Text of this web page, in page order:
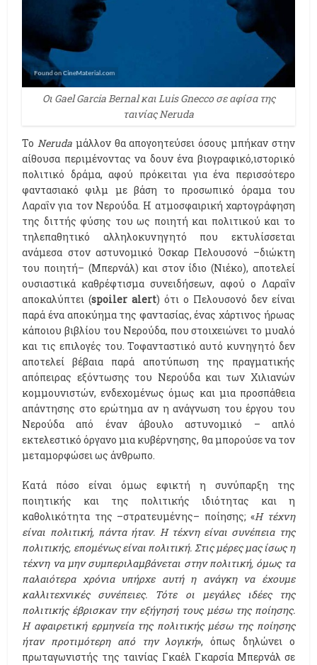
Οι Gael Garcia Bernal και Luis Gnecco σε αφίσα της
ταινίας Neruda
ΤοNeruda μάλλον θα απογοητεύσει όσους μπήκαν στην
αίθουσα περιμένοντας να δουν ένα βιογραφικό,ιστορικό
πολιτικό δράμα, αφού πρόκειται για ένα περισσότερο
φαντασιακό φιλμ με βάση το προσωπικό όραμα του
Λαραΐν για τον Νερούδα. Η ατμοσφαιρική χαρτογράφηση
της διττής φύσης του ως ποιητή και πολιτικού και το
τηλεπαθητικό αλληλοκυνηγητό που εκτυλίσσεται
ανάμεσα στον αστυνομικό Όσκαρ Πελουσονό –διώκτη
του ποιητή– (Μπερνάλ) και στον ίδιο (Νιέκο), αποτελεί
ουσιαστικά καθρέφτισμα συνειδήσεων, αφού ο Λαραΐν
αποκαλύπτει (spoiler alert) ότι ο Πελουσονό δεν είναι
παρά ένα αποκύημα της φαντασίας, ένας χάρτινος ήρωας
κάποιου βιβλίου του Νερούδα, που στοιχειώνει το μυαλό
και τις επιλογές του. Toφανταστικό αυτό κυνηγητό δεν
αποτελεί βέβαια παρά αποτύπωση της πραγματικής
απόπειρας εξόντωσης του Νερούδα και των Χιλιανών
κομμουνιστών, ενδεχομένως όμως και μια προσπάθεια
απάντησης στο ερώτημα αν η ανάγνωση του έργου του
Νερούδα από έναν άβουλο αστυνομικό – απλό
εκτελεστικό όργανο μια κυβέρνησης, θα μπορούσε να τον
μεταμορφώσει ως άνθρωπο.
Κατά πόσο είναι όμως εφικτή η συνύπαρξη της
ποιητικής και της πολιτικής ιδιότητας και η
καθολικότητα της –στρατευμένης– ποίησης; «Η τέχνη
είναι πολιτική, πάντα ήταν. Η τέχνη είναι συνέπεια της
πολιτικής, επομένως είναι πολιτική. Στις μέρες μας ίσως η
τέχνη να μην συμπεριλαμβάνεται στην πολιτική, όμως τα
παλαιότερα χρόνια υπήρχε αυτή η ανάγκη να έχουμε
καλλιτεχνικές συνέπειες. Τότε οι μεγάλες ιδέες της
πολιτικής έβρισκαν την εξήγησή τους μέσω της ποίησης.
Η αφαιρετική ερμηνεία της πολιτικής μέσω της ποίησης
ήταν προτιμότερη από την λογική», όπως δηλώνει ο
πρωταγωνιστής της ταινίας Γκαέλ Γκαρσία Μπερνάλ σε